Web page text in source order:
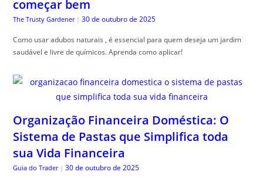
começar bem
The Trusty Gardener | 30 de outubro de 2025
Como usar adubos naturais , é essencial para quem deseja um jardim
saudável e livre de químicos. Aprenda como aplicar!
Organização Financeira Doméstica: O
Sistema de Pastas que Simplifica toda
sua Vida Financeira
Guia do Trader | 30 de outubro de 2025